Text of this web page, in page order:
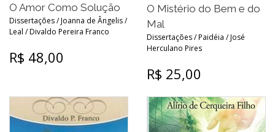
O Amor Como Solução
Dissertações / Joanna de Ângelis /
Leal / Divaldo Pereira Franco
R$ 48,00
O Mistério do Bem e do
Mal
Dissertações / Paidéia / José
Herculano Pires
R$ 25,00